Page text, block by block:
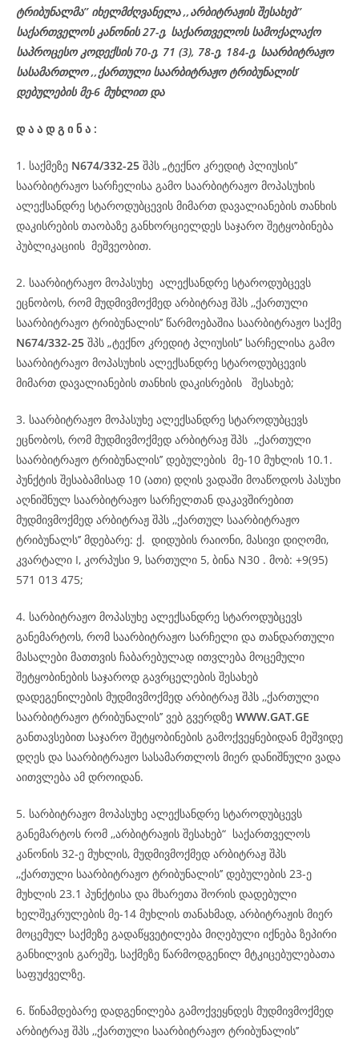
ტრიბუნალმა’’ იხელმძღვანელა,,არბიტრაჟის შესახებ’’
საქართველოს კანონის 27-ე, საქართველოს სამოქალაქო
საპროცესო კოდექსის 70-ე, 71 (3), 78-ე, 184-ე, საარბიტრაჟო
სასამართლო ,,ქართული საარბიტრაჟო ტრიბუნალის’
დებულების მე-6 მუხლით და
დ ა ა დ გ ი ნ ა :
1. საქმეზე N674/332-25 შპს „ტექნო კრედიტ პლიუსის’’
საარბიტრაჟო სარჩელისა გამო საარბიტრაჟო მოპასუხის
ალექსანდრე სტაროდუბცევის მიმართ დავალიანების თანხის
დაკისრების თაობაზე განხორციელდეს საჯარო შეტყობინება
პუბლიკაციის მეშვეობით.
2. საარბიტრაჟო მოპასუხე ალექსანდრე სტაროდუბცევს
ეცნობოს, რომ მუდმივმოქმედ არბიტრაჟ შპს ,,ქართული
საარბიტრაჟო ტრიბუნალის’’ წარმოებაშია საარბიტრაჟო საქმე
N674/332-25 შპს „ტექნო კრედიტ პლიუსის’’ სარჩელისა გამო
საარბიტრაჟო მოპასუხის ალექსანდრე სტაროდუბცევის
მიმართ დავალიანების თანხის დაკისრების შესახებ;
3. საარბიტრაჟო მოპასუხე ალექსანდრე სტაროდუბცევს
ეცნობოს, რომ მუდმივმოქმედ არბიტრაჟ შპს ,,ქართული
საარბიტრაჟო ტრიბუნალის’’ დებულების მე-10 მუხლის 10.1.
პუნქტის შესაბამისად 10 (ათი) დღის ვადაში მოაწოდოს პასუხი
აღნიშნულ საარბიტრაჟო სარჩელთან დაკავშირებით
მუდმივმოქმედ არბიტრაჟ შპს ,,ქართულ საარბიტრაჟო
ტრიბუნალს’’ მდებარე: ქ. დიდუბის რაიონი, მასივი დიღომი,
კვარტალი I, კორპუსი 9, სართული 5, ბინა N30 . მობ: +9(95)
571 013 475;
4. სარბიტრაჟო მოპასუხე ალექსანდრე სტაროდუბცევს
განემარტოს, რომ საარბიტრაჟო სარჩელი და თანდართული
მასალები მათთვის ჩაბარებულად ითვლება მოცემული
შეტყობინების საჯაროდ გავრცელების შესახებ
დადეგენილების მუდმივმოქმედ არბიტრაჟ შპს ,,ქართული
საარბიტრაჟო ტრიბუნალის’’ ვებ გვერდზე WWW.GAT.GE
განთავსებით საჯარო შეტყობინების გამოქვეყნებიდან მეშვიდე
დღეს და საარბიტრაჟო სასამართლოს მიერ დანიშნული ვადა
აითვლება ამ დროიდან.
5. სარბიტრაჟო მოპასუხე ალექსანდრე სტაროდუბცევს
განემარტოს რომ ,,არბიტრაჟის შესახებ“ საქართველოს
კანონის 32-ე მუხლის, მუდმივმოქმედ არბიტრაჟ შპს
,,ქართული საარბიტრაჟო ტრიბუნალის’’ დებულების 23-ე
მუხლის 23.1 პუნქტისა და მხარეთა შორის დადებული
ხელშეკრულების მე-14 მუხლის თანახმად, არბიტრაჟის მიერ
მოცემულ საქმეზე გადაწყვეტილება მიღებული იქნება ზეპირი
განხილვის გარეშე, საქმეზე წარმოდგენილ მტკიცებულებათა
საფუძველზე.
6. წინამდებარე დადგენილება გამოქვეყნდეს მუდმივმოქმედ
არბიტრაჟ შპს ,,ქართული საარბიტრაჟო ტრიბუნალის’’